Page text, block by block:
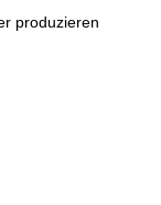
produzieren